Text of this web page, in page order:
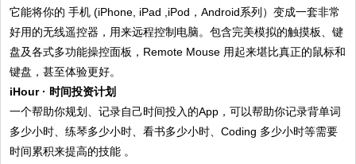
它能将你的 手机 (iPhone, iPad ,iPod，Android系列）变成一套非常
好用的无线遥控器，用来远程控制电脑。包含完美模拟的触摸板、键
盘及各式多功能操控面板，Remote Mouse 用起来堪比真正的鼠标和
键盘，甚至体验更好。
iHour · 时间投资计划
一个帮助你规划、记录自己时间投入的App，可以帮助你记录背单词
多少小时、练琴多少小时、看书多少小时、Coding 多少小时等需要
时间累积来提高的技能 。